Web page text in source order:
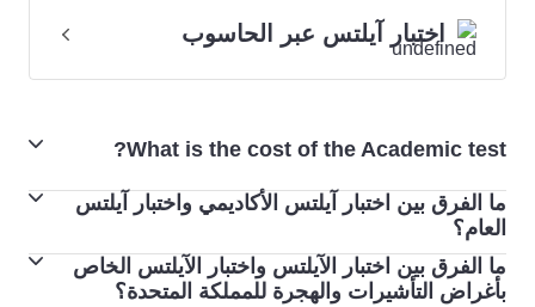
اختبار آيلتس عبر الحاسوب
What is the cost of the Academic test?
For updated fees and pricing, please visit the dedicated
pages.
ما الفرق بين اختبار آيلتس الأكاديمي واختبار آيلتس
العام؟
إذا كنت تخطط للدراسة بالتعليم العالي أو تسعى للتسجيل
المهني في دولة ناطقة بالإنجليزية، فقد تحتاج إلى أداء اختبار
ما الفرق بين اختبار الآيلتس واختبار الآيلتس الخاص
بأغراض التأشيرات والهجرة للمملكة المتحدة؟